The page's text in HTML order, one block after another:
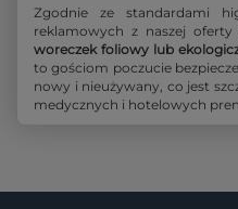
Zgodnie ze standardami
reklamowych z naszej oferty
woreczek foliowy lub
to gościom poczucie
nowy i nieużywany, co jest
medycznych i hotelowych